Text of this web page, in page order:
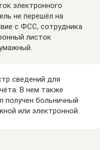
электронного
не перешёл на
с ФСС, сотрудника
листок
сведений для
В нем также
получен больничный
или электронной.